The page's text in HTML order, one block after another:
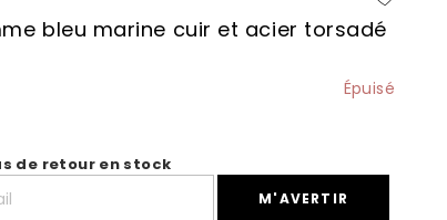
bleu marine cuir et acier torsadé
Épuisé
de retour en stock
M'AVERTIR